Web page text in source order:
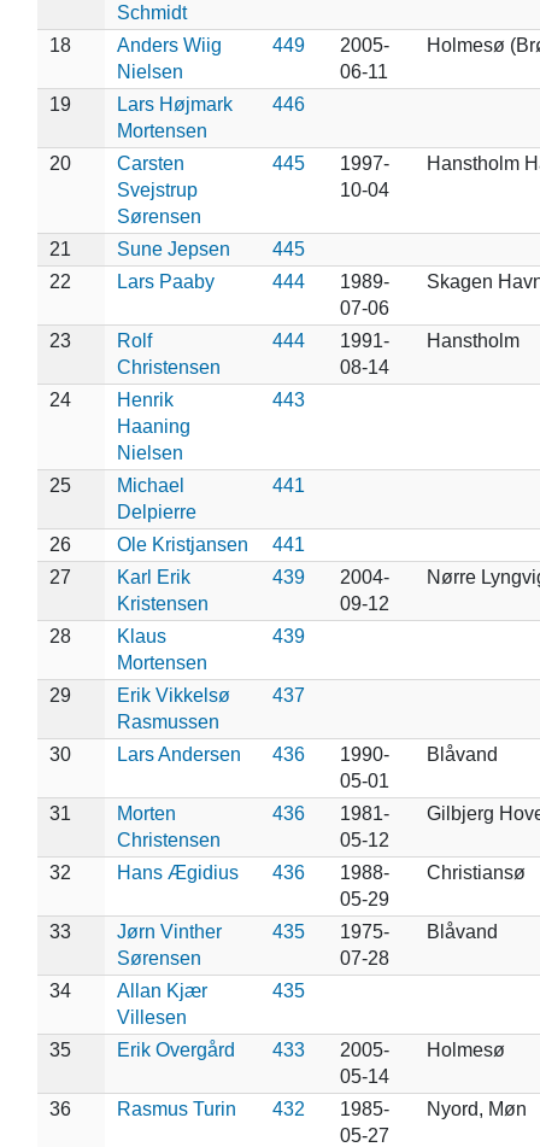
Schmidt
18
Anders Wiig
Nielsen
449
2005-
06-11
Holmesø
19
Lars Højmark
Mortensen
446
20
Carsten
Svejstrup
Sørensen
445
1997-
10-04
Hanstholm
21 Sune Jepsen
445
22
Lars Paaby 444
1989-
07-06
Skagen
23
Rolf
Christensen
444
1991-
08-14
Hanstholm
24
Henrik
Haaning
Nielsen
443
25
Michael
Delpierre
441
26 Ole Kristjansen
441
27
Karl Erik
Kristensen
439
2004-
09-12
Nørre
28
Klaus
Mortensen
439
29
Erik Vikkelsø
Rasmussen
437
30 Lars Andersen 436
1990-
05-01
Blåvand
31
Morten
Christensen
436
1981-
05-12
Gilbjerg
32 Hans Ægidius 436
1988-
05-29
Christiansø
33
Jørn Vinther
Sørensen
435
1975-
07-28
Blåvand
34
Allan Kjær
Villesen
435
35 Erik Overgård 433
2005-
05-14
Holmesø
36 Rasmus Turin 432
1985-
05-27
Nyord, Møn